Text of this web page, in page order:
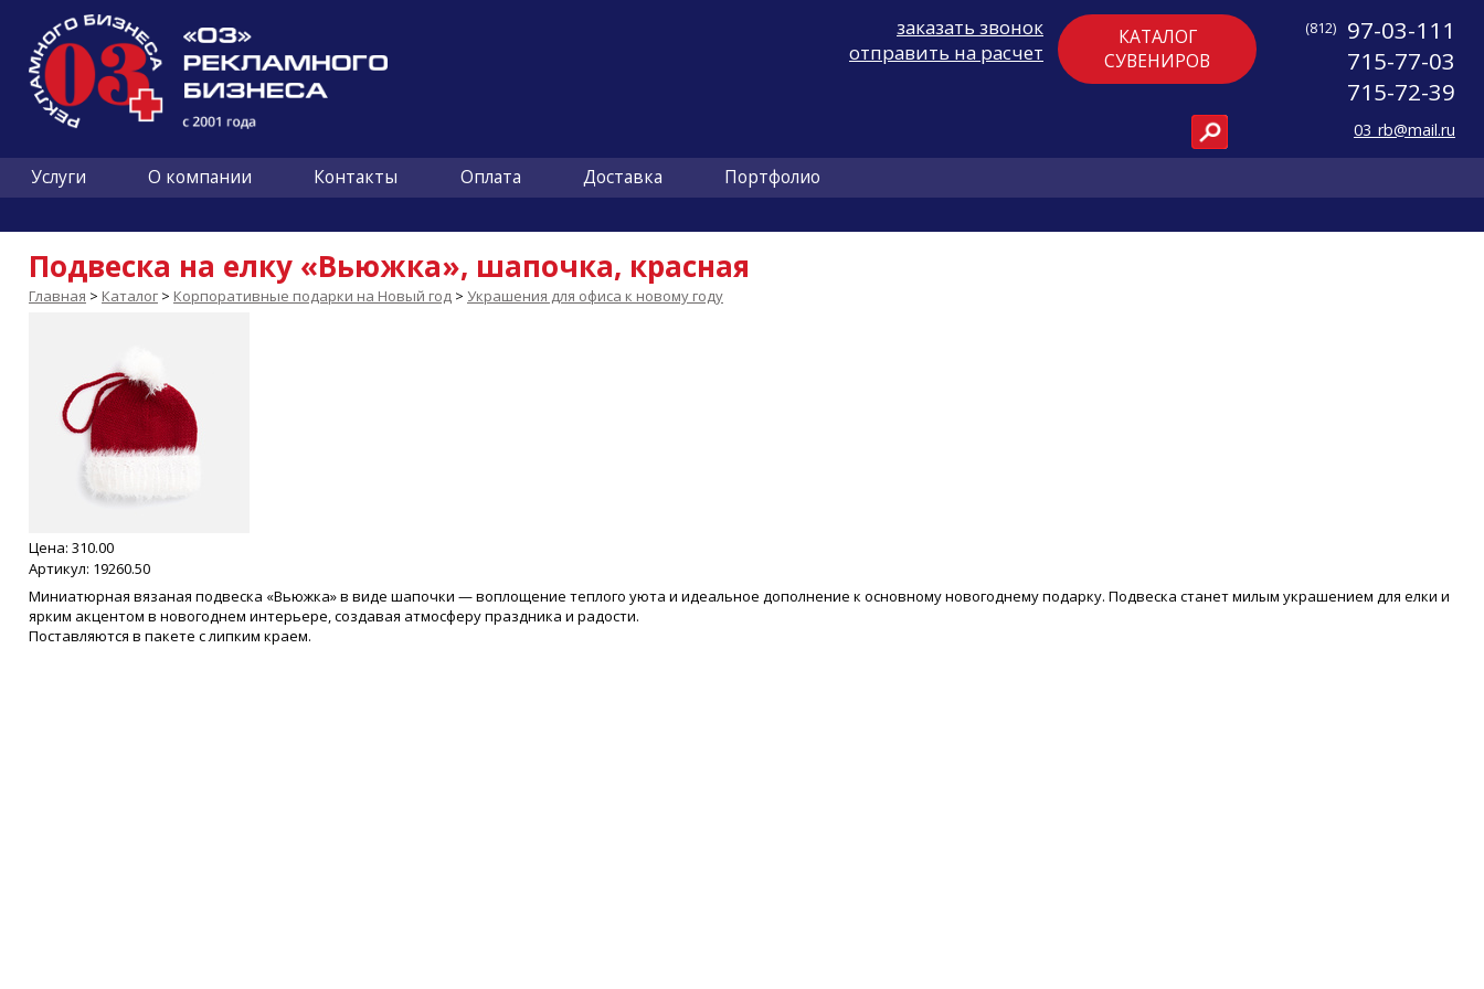
(812)
97-03-111
715-77-03
715-72-39
03_rb@mail.ru
КАТАЛОГ
СУВЕНИРОВ
заказать звонок
отправить на расчет
Услуги О компании Контакты Оплата Доставка Портфолио
Подвеска на елку «Вьюжка», шапочка, красная
Главная > Каталог > Корпоративные подарки на Новый год > Украшения для офиса к новому году
Цена: 310.00
Артикул: 19260.50
Миниатюрная вязаная подвеска «Вьюжка» в виде шапочки — воплощение теплого уюта и идеальное дополнение к основному новогоднему подарку. Подвеска станет милым украшением для елки и
ярким акцентом в новогоднем интерьере, создавая атмосферу праздника и радости.
Поставляются в пакете с липким краем.